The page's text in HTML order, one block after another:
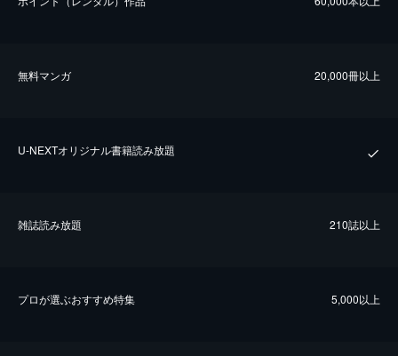
無料マンガ 20,000冊以上
U-NEXTオリジナル書籍読み放題
雑誌読み放題 210誌以上
プロが選ぶおすすめ特集 5,000以上